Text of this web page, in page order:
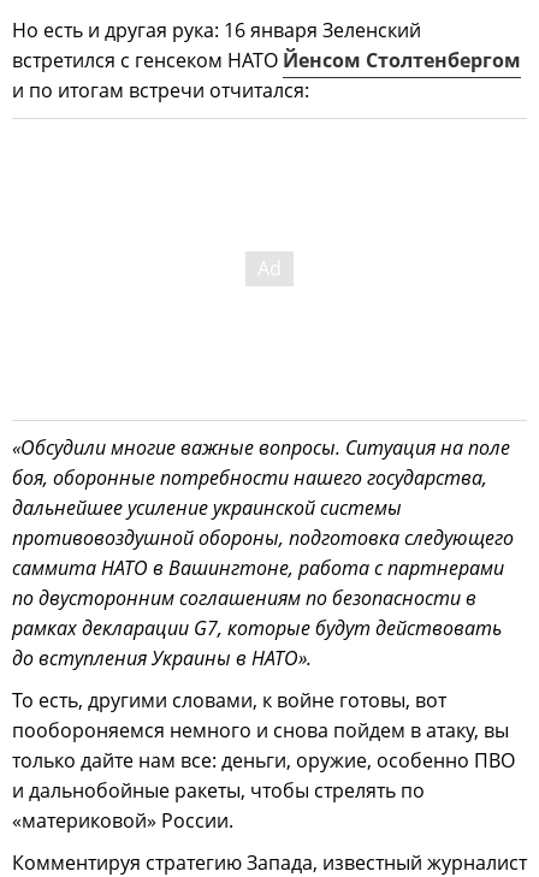
Но есть и другая рука: 16 января Зеленский
встретился с генсеком НАТО Йенсом Столтенбергом
и по итогам встречи отчитался:
«Обсудили многие важные вопросы. Ситуация на поле
боя, оборонные потребности нашего государства,
дальнейшее усиление украинской системы
противовоздушной обороны, подготовка следующего
саммита НАТО в Вашингтоне, работа с партнерами
по двусторонним соглашениям по безопасности в
рамках декларации G7, которые будут действовать
до вступления Украины в НАТО».
То есть, другими словами, к войне готовы, вот
пообороняемся немного и снова пойдем в атаку, вы
только дайте нам все: деньги, оружие, особенно ПВО
и дальнобойные ракеты, чтобы стрелять по
«материковой» России.
Комментируя стратегию Запада, известный журналист